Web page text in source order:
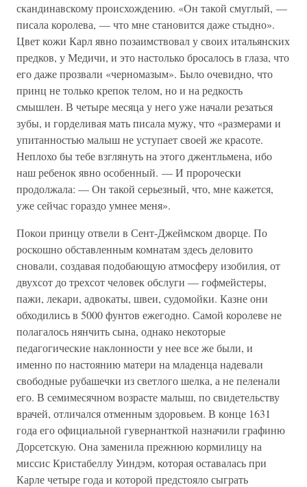
скандинавскому происхождению. «Он такой смуглый, —
писала королева, — что мне становится даже стыдно».
Цвет кожи Карл явно позаимствовал у своих итальянских
предков, у Медичи, и это настолько бросалось в глаза, что
его даже прозвали «черномазым». Было очевидно, что
принц не только крепок телом, но и на редкость
смышлен. В четыре месяца у него уже начали резаться
зубы, и горделивая мать писала мужу, что «размерами и
упитанностью малыш не уступает своей же красоте.
Неплохо бы тебе взглянуть на этого джентльмена, ибо
наш ребенок явно особенный. — И пророчески
продолжала: — Он такой серьезный, что, мне кажется,
уже сейчас гораздо умнее меня».
Покои принцу отвели в Сент-Джеймском дворце. По
роскошно обставленным комнатам здесь деловито
сновали, создавая подобающую атмосферу изобилия, от
двухсот до трехсот человек обслуги — гофмейстеры,
пажи, лекари, адвокаты, швеи, судомойки. Казне они
обходились в 5000 фунтов ежегодно. Самой королеве не
полагалось нянчить сына, однако некоторые
педагогические наклонности у нее все же были, и
именно по настоянию матери на младенца надевали
свободные рубашечки из светлого шелка, а не пеленали
его. В семимесячном возрасте малыш, по свидетельству
врачей, отличался отменным здоровьем. В конце 1631
года его официальной гувернанткой назначили графиню
Дорсетскую. Она заменила прежнюю кормилицу на
миссис Кристабеллу Уиндэм, которая оставалась при
Карле четыре года и которой предстояло сыграть